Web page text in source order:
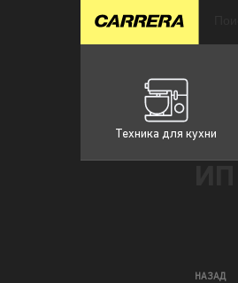
Техника для кухни
НАЗАД